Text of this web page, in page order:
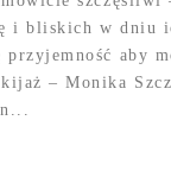
i bliskich w dniu
aby
– Monika